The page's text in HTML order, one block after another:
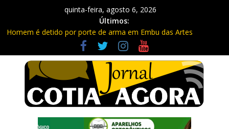
quinta-feira, agosto 6, 2026
Últimos:
Homem é detido por porte de arma em Embu das Artes
Carretas da Capacitação trazem cursos gratuitos para Cotia e
Vargem Grande
Traficante é preso com quase 400 porções de drogas no Jardim
Rosemeire
Radares de Cotia vão passar por manutenção e vias serão
interditadas
em Itapevi